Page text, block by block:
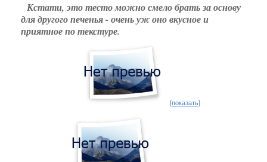
Кстати, это тесто можно смело брать за основу
для другого печенья - очень уж оно вкусное и
приятное по текстуре.
[показать]